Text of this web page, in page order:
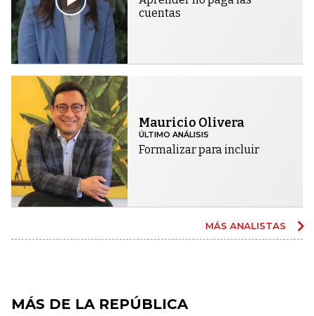
cuentas
Mauricio Olivera
ÚLTIMO ANÁLISIS
Formalizar para incluir
MÁS ANALISTAS
MÁS DE LA REPÚBLICA